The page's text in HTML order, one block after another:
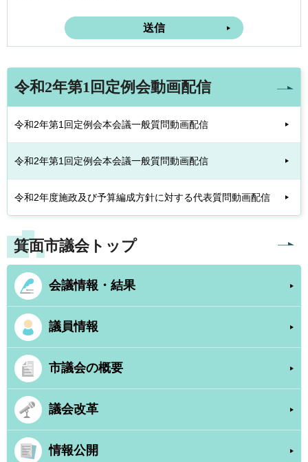
令和2年第1回定例会動画配信
令和2年第1回定例会本会議一般質問動画配信
令和2年第1回定例会本会議一般質問動画配信
令和2年度施政及び予算編成方針に対する代表質問動画配信
箕面市議会トップ
会議情報・結果
議員情報
市議会の概要
議会改革
情報公開